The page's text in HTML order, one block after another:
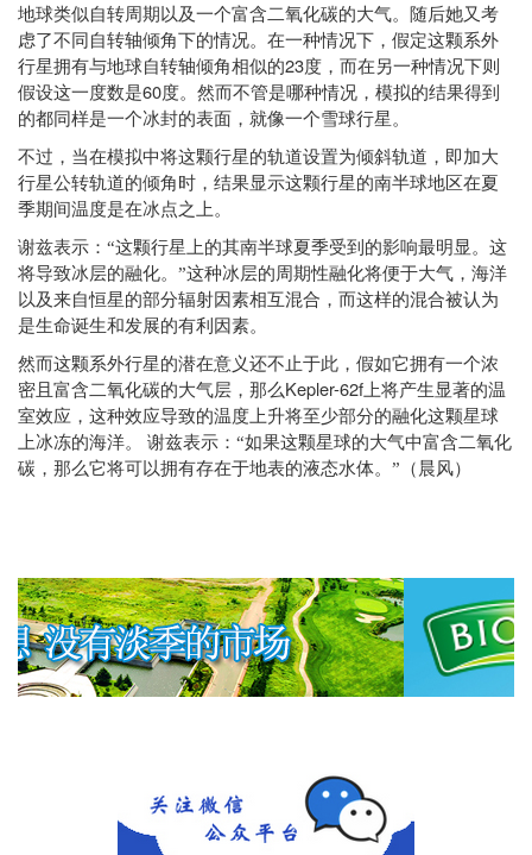
地球类似自转周期以及一个富含二氧化碳的大气。随后她又考
虑了不同自转轴倾角下的情况。在一种情况下，假定这颗系外
行星拥有与地球自转轴倾角相似的23度，而在另一种情况下则
假设这一度数是60度。然而不管是哪种情况，模拟的结果得到
的都同样是一个冰封的表面，就像一个雪球行星。
不过，当在模拟中将这颗行星的轨道设置为倾斜轨道，即加大
行星公转轨道的倾角时，结果显示这颗行星的南半球地区在夏
季期间温度是在冰点之上。
谢兹表示：“这颗行星上的其南半球夏季受到的影响最明显。这
将导致冰层的融化。”这种冰层的周期性融化将便于大气，海洋
以及来自恒星的部分辐射因素相互混合，而这样的混合被认为
是生命诞生和发展的有利因素。
然而这颗系外行星的潜在意义还不止于此，假如它拥有一个浓
密且富含二氧化碳的大气层，那么Kepler-62f上将产生显著的温
室效应，这种效应导致的温度上升将至少部分的融化这颗星球
上冰冻的海洋。
谢兹表示：“如果这颗星球的大气中富含二氧化
碳，那么它将可以拥有存在于地表的液态水体。”（晨风）